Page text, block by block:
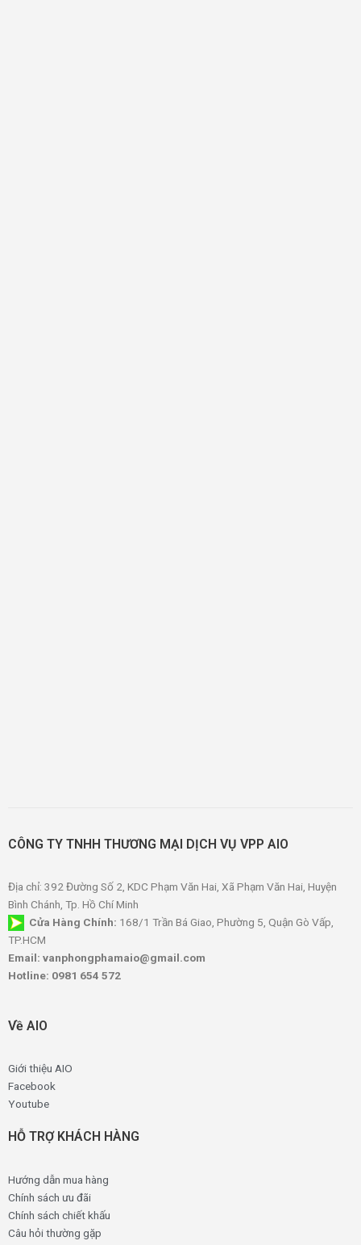
CÔNG TY TNHH THƯƠNG MẠI DỊCH VỤ VPP AIO
Địa chỉ: 392 Đường Số 2, KDC Phạm Văn Hai, Xã Phạm Văn Hai, Huyện
Bình Chánh, Tp. Hồ Chí Minh
Cửa Hàng Chính: 168/1 Trần Bá Giao, Phường 5, Quận Gò Vấp,
TP.HCM
Email: vanphongphamaio@gmail.com
Hotline: 0981 654 572
Về AIO
Giới thiệu AIO
Facebook
Youtube
HỖ TRỢ KHÁCH HÀNG
Hướng dẫn mua hàng
Chính sách ưu đãi
Chính sách chiết khấu
Câu hỏi thường gặp